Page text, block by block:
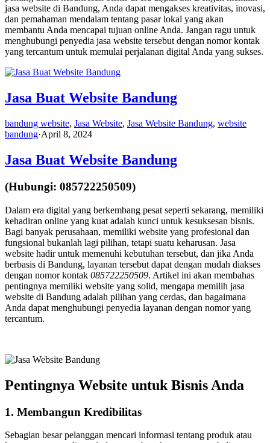
jasa website di Bandung, Anda dapat mengakses kreativitas, inovasi,
dan pemahaman mendalam tentang pasar lokal yang akan
membantu Anda mencapai tujuan online Anda. Jangan ragu untuk
menghubungi penyedia jasa website tersebut dengan nomor kontak
yang tercantum untuk memulai perjalanan digital Anda yang sukses.
Jasa Buat Website Bandung
bandung website, Jasa Website, Jasa Website Bandung, website
bandung·April 8, 2024
Jasa Buat Website Bandung
(Hubungi: 085722250509)
Dalam era digital yang berkembang pesat seperti sekarang, memiliki
kehadiran online yang kuat adalah kunci untuk kesuksesan bisnis.
Bagi banyak perusahaan, memiliki website yang profesional dan
fungsional bukanlah lagi pilihan, tetapi suatu keharusan. Jasa
website hadir untuk memenuhi kebutuhan tersebut, dan jika Anda
berbasis di Bandung, layanan tersebut dapat dengan mudah diakses
dengan nomor kontak 085722250509. Artikel ini akan membahas
pentingnya memiliki website yang solid, mengapa memilih jasa
website di Bandung adalah pilihan yang cerdas, dan bagaimana
Anda dapat menghubungi penyedia layanan dengan nomor yang
tercantum.
Pentingnya Website untuk Bisnis Anda
1. Membangun Kredibilitas
Sebagian besar pelanggan mencari informasi tentang produk atau